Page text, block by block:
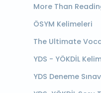
More Than
ÖSYM Kelimeleri
The Ultimate
YDS - YÖKDİL
YDS Deneme